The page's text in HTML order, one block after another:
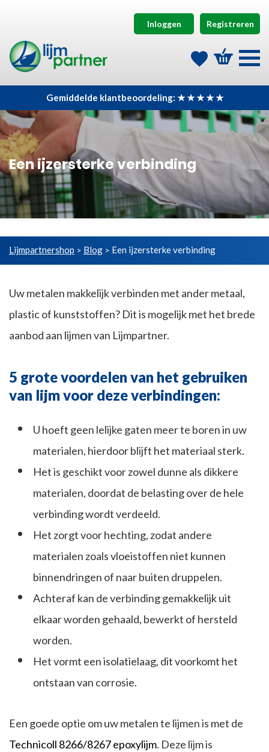
Inloggen Registreren
Gemiddelde klantbeoordeling: ★ ★ ★ ★ ★
Een ijzersterke verbinding
Lijmpartnershop > Blog > Een ijzersterke verbinding
Uw metalen makkelijk verbinden met ander metaal,
plastic of kunststoffen? Dit is mogelijk met het brede
aanbod aan lijmen van Lijmpartner.
5 grote voordelen van het gebruiken
van lijm voor deze verbindingen:
U hoeft geen lelijke gaten meer te boren in uw
materialen, hierdoor blijft het materiaal sterk.
Het is geschikt voor zowel dunne als dikkere
materialen, doordat de belasting over de hele
verbinding wordt verdeeld.
Het zorgt voor hechting, zodat andere
materialen zoals vloeistoffen niet kunnen
binnendringen of naar buiten druppelen.
Achteraf kan de verbinding gemakkelijk uit
elkaar worden gehaald, bewerkt of hersteld
worden.
Het vormt een isolatielaag, dit voorkomt het
ontstaan van corrosie.
Een goede optie om uw metalen te lijmen is met de
Technicoll 8266/8267 epoxylijm. Deze lijm is